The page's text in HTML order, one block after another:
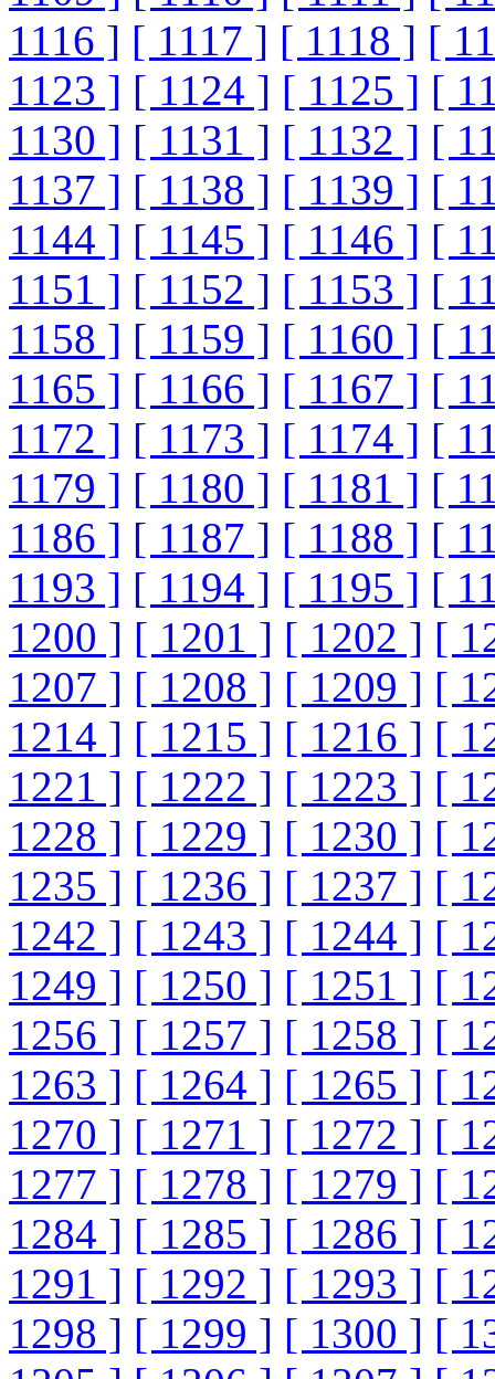
1116 ] [ 1117 ] [ 1118 ] [
1123 ] [ 1124 ] [ 1125 ] [
1130 ] [ 1131 ] [ 1132 ] [
1137 ] [ 1138 ] [ 1139 ] [
1144 ] [ 1145 ] [ 1146 ] [
1151 ] [ 1152 ] [ 1153 ] [
1158 ] [ 1159 ] [ 1160 ] [
1165 ] [ 1166 ] [ 1167 ] [
1172 ] [ 1173 ] [ 1174 ] [
1179 ] [ 1180 ] [ 1181 ] [
1186 ] [ 1187 ] [ 1188 ] [
1193 ] [ 1194 ] [ 1195 ] [
1200 ] [ 1201 ] [ 1202 ] [
1207 ] [ 1208 ] [ 1209 ] [
1214 ] [ 1215 ] [ 1216 ] [
1221 ] [ 1222 ] [ 1223 ] [
1228 ] [ 1229 ] [ 1230 ] [
1235 ] [ 1236 ] [ 1237 ] [
1242 ] [ 1243 ] [ 1244 ] [
1249 ] [ 1250 ] [ 1251 ] [
1256 ] [ 1257 ] [ 1258 ] [
1263 ] [ 1264 ] [ 1265 ] [
1270 ] [ 1271 ] [ 1272 ] [
1277 ] [ 1278 ] [ 1279 ] [
1284 ] [ 1285 ] [ 1286 ] [
1291 ] [ 1292 ] [ 1293 ] [
1298 ] [ 1299 ] [ 1300 ] [